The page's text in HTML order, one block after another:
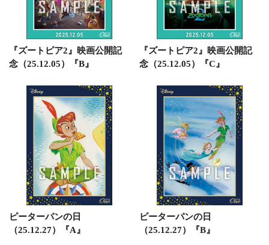
『ズートピア2』映画公開記
念（25.12.05）『B』
『ズートピア2』映画公開記
念（25.12.05）『C』
ピーターパンの日
（25.12.27）『A』
ピーターパンの日
（25.12.27）『B』